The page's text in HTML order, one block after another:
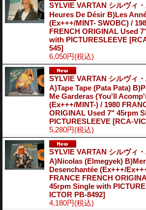
SYLVIE VARTAN シルヴィ
Heures De Désir B)Les
(Ex+++/MINT- SWOBC) /
FRENCH ORIGINAL Used
with PICTURESLEEVE
545]
6,050円(税込)
SYLVIE VARTAN シルヴィ
A)Tape Tape (Pata Pata)
Me Garderas (You'll
(Ex+++/MINT-) / 1980
ORIGINAL Used 7" 45rpm
PICTURESLEEVE [RCA-
5,280円(税込)
SYLVIE VARTAN シルヴィ
A)Nicolas (Elmegyek)
Desenchantée (Ex+++/
FRANCE FRENCH
45rpm Single with
ICTOR PB-8492]
4,180円(税込)